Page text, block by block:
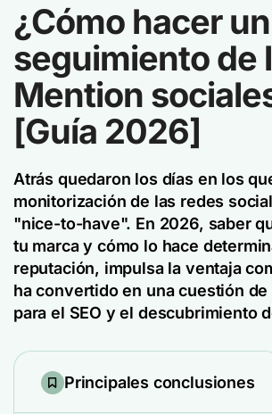
¿Cómo hacer un
seguimiento de
Mention
[Guía 2026]
Atrás quedaron los días en los
monitorización de las redes
"nice-to-have". En 2026, saber
tu marca y cómo lo hace
reputación, impulsa la ventaja
ha convertido en una cuestión
para el SEO y el descubrimiento
Principales conclusiones